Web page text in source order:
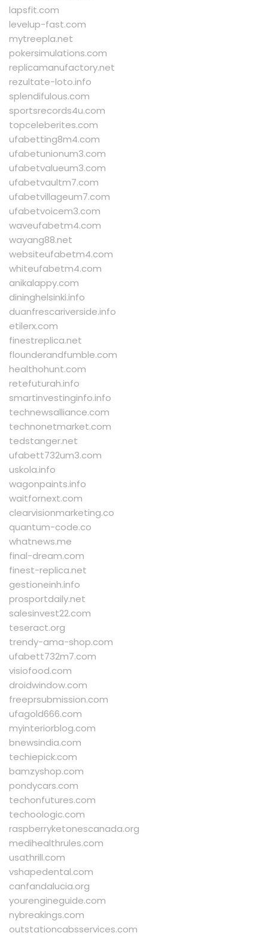
lapsfit.com
levelup-fast.com
mytreepla.net
pokersimulations.com
replicamanufactory.net
rezultate-loto.info
splendifulous.com
sportsrecords4u.com
topceleberites.com
ufabetting8m4.com
ufabetunionum3.com
ufabetvalueum3.com
ufabetvaultm7.com
ufabetvillageum7.com
ufabetvoicem3.com
waveufabetm4.com
wayang88.net
websiteufabetm4.com
whiteufabetm4.com
anikalappy.com
dininghelsinki.info
duanfrescariverside.info
etilerx.com
finestreplica.net
flounderandfumble.com
healthohunt.com
retefuturah.info
smartinvestinginfo.info
technewsalliance.com
technonetmarket.com
tedstanger.net
ufabett732um3.com
uskola.info
wagonpaints.info
waitfornext.com
clearvisionmarketing.co
quantum-code.co
whatnews.me
final-dream.com
finest-replica.net
gestioneinh.info
prosportdaily.net
salesinvest22.com
teseract.org
trendy-ama-shop.com
ufabett732m7.com
visiofood.com
droidwindow.com
freeprsubmission.com
ufagold666.com
myinteriorblog.com
bnewsindia.com
techiepick.com
bamzyshop.com
pondycars.com
techonfutures.com
techoologic.com
raspberryketonescanada.org
medihealthrules.com
usathrill.com
vshapedental.com
canfandalucia.org
yourengineguide.com
nybreakings.com
outstationcabsservices.com